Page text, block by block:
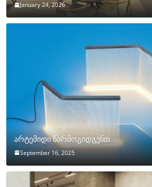
January 24, 2026
არტემიდი წარმოგიდგენთ
September 16, 2025